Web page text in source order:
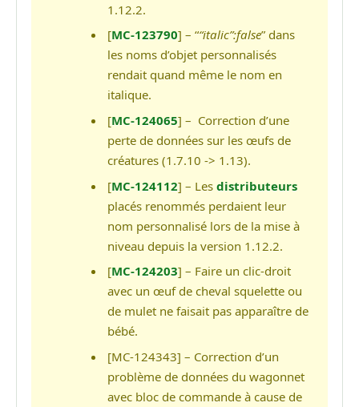
1.12.2.
[MC-123790] – ““italic”:false” dans
les noms d’objet personnalisés
rendait quand même le nom en
italique.
[MC-124065] – Correction d’une
perte de données sur les œufs de
créatures (1.7.10 -> 1.13).
[MC-124112] – Les distributeurs
placés renommés perdaient leur
nom personnalisé lors de la mise à
niveau depuis la version 1.12.2.
[MC-124203] – Faire un clic-droit
avec un œuf de cheval squelette ou
de mulet ne faisait pas apparaître de
bébé.
[MC-124343] – Correction d’un
problème de données du wagonnet
avec bloc de commande à cause de